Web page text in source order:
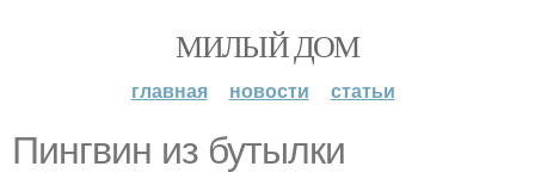
МИЛЫЙ ДОМ
главная новости статьи
Пингвин из бутылки